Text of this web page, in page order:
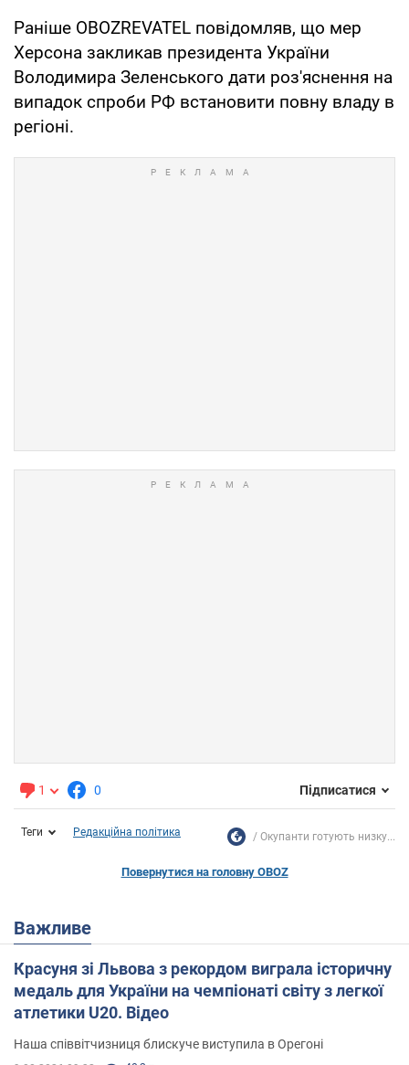
Раніше OBOZREVATEL повідомляв, що мер
Херсона закликав президента України
Володимира Зеленського дати роз'яснення на
випадок спроби РФ встановити повну владу в
регіоні.
1 0 Підписатися
Теги Редакційна політика Окупанти готують низку...
Повернутися на головну OBOZ
Важливе
Красуня зі Львова з рекордом виграла історичну
медаль для України на чемпіонаті світу з легкої
атлетики U20. Відео
Наша співвітчизниця блискуче виступила в Орегоні